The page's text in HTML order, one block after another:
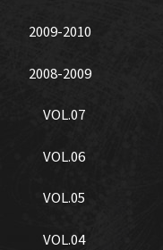
2009-2010
2008-2009
VOL.07
VOL.06
VOL.05
VOL.04